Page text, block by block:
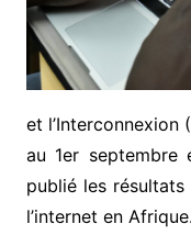
et l’Interconnexion
au 1er septembre
publié les résultats
l’internet en Afrique.